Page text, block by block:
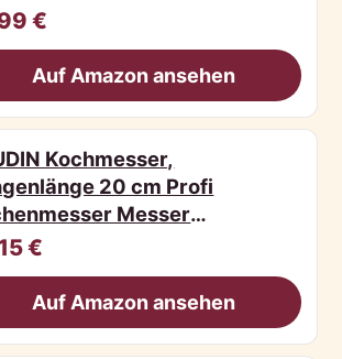
S
€
Auf Amazon ansehen
Kochmesser,
20 cm Profi
Messer
Allzw
€
Auf Amazon ansehen